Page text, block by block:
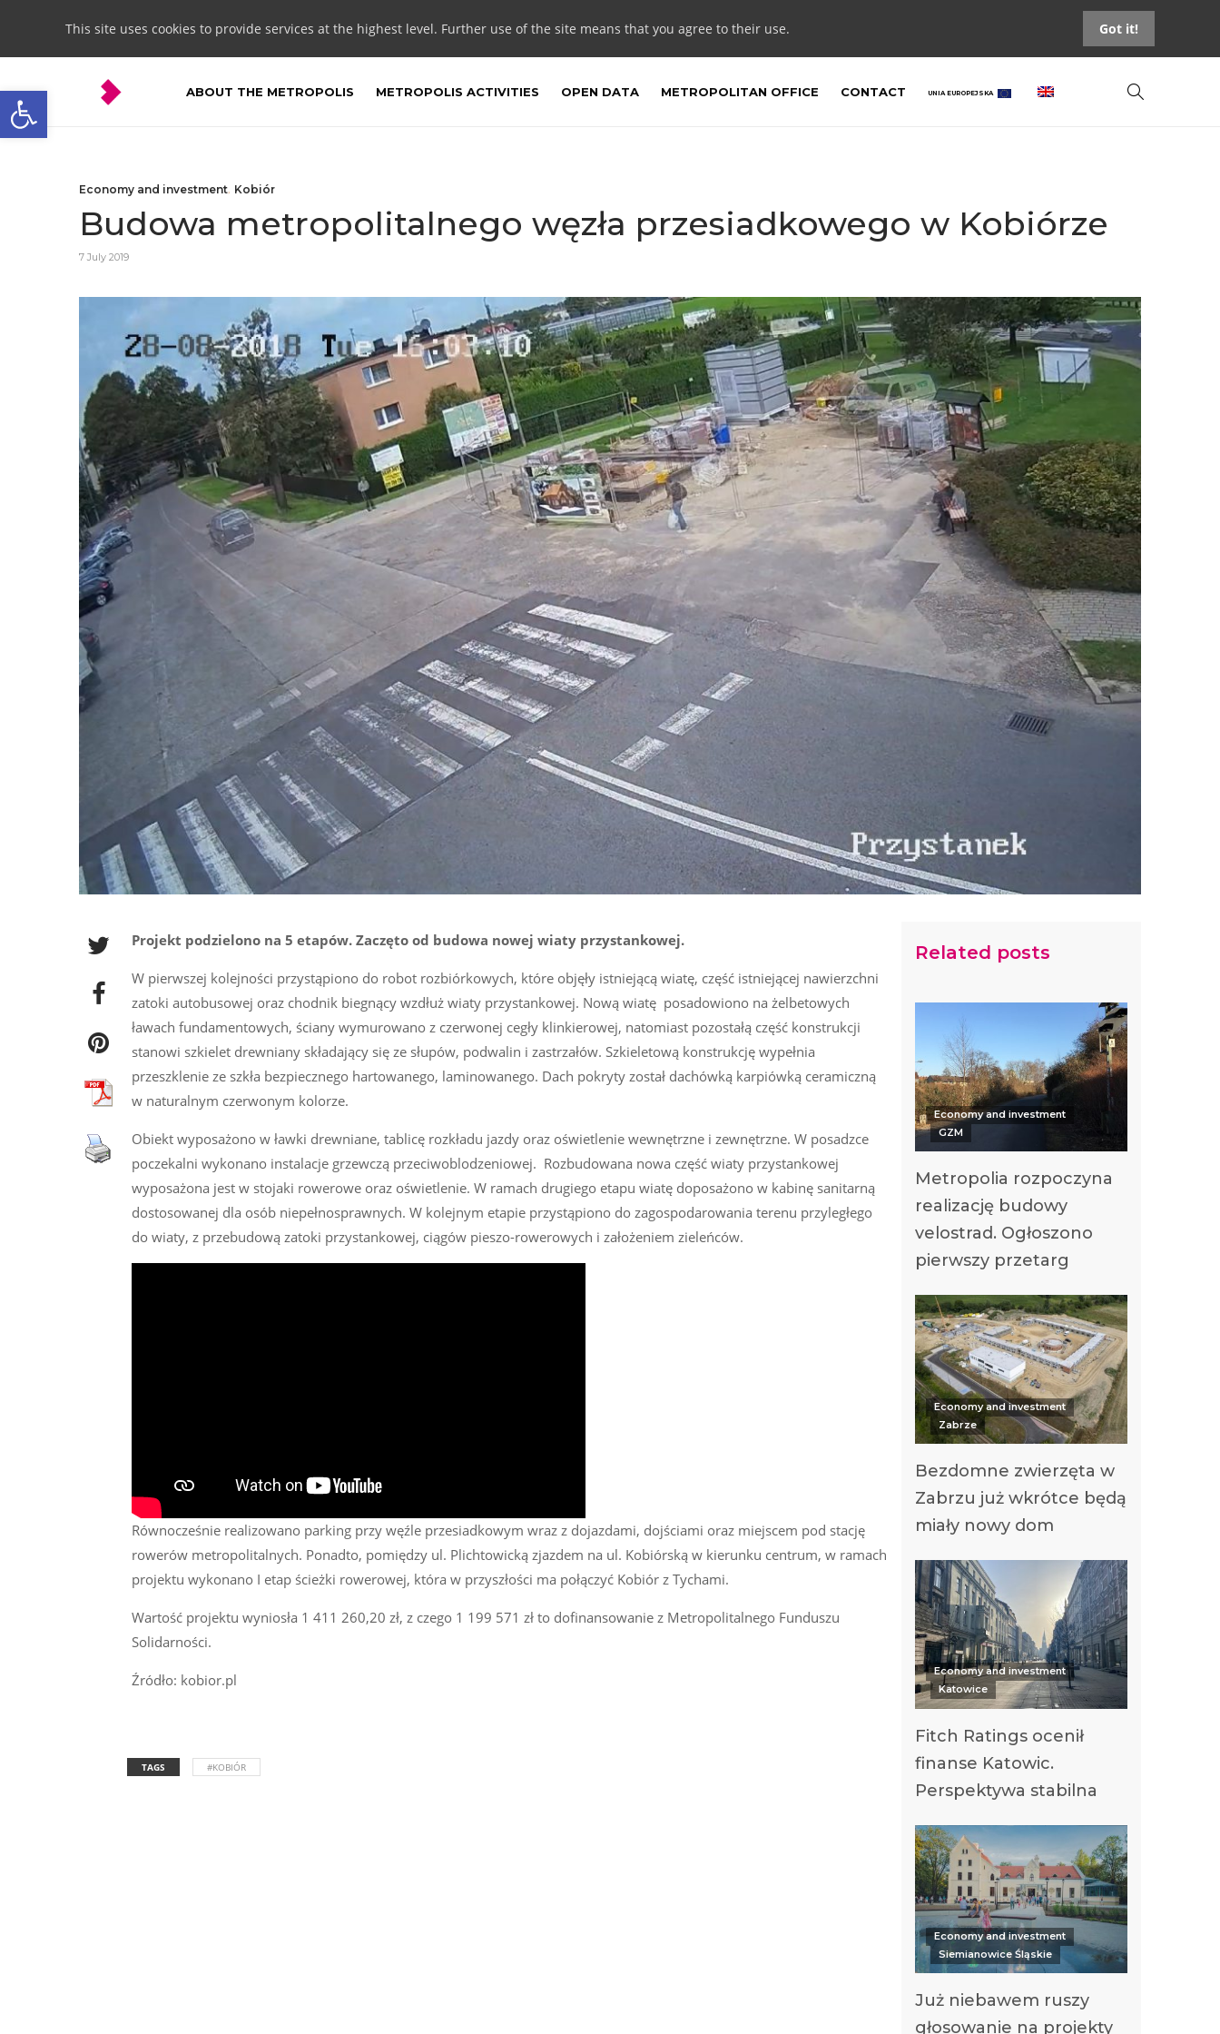
Open toolbar
This site uses cookies to provide services at the highest level. Further use of the site means that you agree to their use. Got it!
ABOUT THE METROPOLIS METROPOLIS ACTIVITIES OPEN DATA METROPOLITAN OFFICE CONTACT UNIA EUROPEJSKA
Economy and investment, Kobiór
Budowa metropolitalnego węzła przesiadkowego w Kobiórze
7 July 2019
Projekt podzielono na 5 etapów. Zaczęto od budowa nowej wiaty przystankowej.
W pierwszej kolejności przystąpiono do robot rozbiórkowych, które objęły istniejącą wiatę, część istniejącej nawierzchni
zatoki autobusowej oraz chodnik biegnący wzdłuż wiaty przystankowej. Nową wiatę posadowiono na żelbetowych
ławach fundamentowych, ściany wymurowano z czerwonej cegły klinkierowej, natomiast pozostałą część konstrukcji
stanowi szkielet drewniany składający się ze słupów, podwalin i zastrzałów. Szkieletową konstrukcję wypełnia
przeszklenie ze szkła bezpiecznego hartowanego, laminowanego. Dach pokryty został dachówką karpiówką ceramiczną
w naturalnym czerwonym kolorze.
Obiekt wyposażono w ławki drewniane, tablicę rozkładu jazdy oraz oświetlenie wewnętrzne i zewnętrzne. W posadzce
poczekalni wykonano instalacje grzewczą przeciwoblodzeniowej. Rozbudowana nowa część wiaty przystankowej
wyposażona jest w stojaki rowerowe oraz oświetlenie. W ramach drugiego etapu wiatę doposażono w kabinę sanitarną
dostosowanej dla osób niepełnosprawnych. W kolejnym etapie przystąpiono do zagospodarowania terenu przyległego
do wiaty, z przebudową zatoki przystankowej, ciągów pieszo-rowerowych i założeniem zieleńców.
Równocześnie realizowano parking przy węźle przesiadkowym wraz z dojazdami, dojściami oraz miejscem pod stację
rowerów metropolitalnych. Ponadto, pomiędzy ul. Plichtowicką zjazdem na ul. Kobiórską w kierunku centrum, w ramach
projektu wykonano I etap ścieżki rowerowej, która w przyszłości ma połączyć Kobiór z Tychami.
Wartość projektu wyniosła 1 411 260,20 zł, z czego 1 199 571 zł to dofinansowanie z Metropolitalnego Funduszu
Solidarności.
Źródło: kobior.pl
TAGS #KOBIÓR
Related posts
Economy and investment
GZM
Metropolia rozpoczyna
realizację budowy
velostrad. Ogłoszono
pierwszy przetarg
Economy and investment
Zabrze
Bezdomne zwierzęta w
Zabrzu już wkrótce będą
miały nowy dom
Economy and investment
Katowice
Fitch Ratings ocenił
finanse Katowic.
Perspektywa stabilna
Economy and investment
Siemianowice Śląskie
Już niebawem ruszy
głosowanie na projekty